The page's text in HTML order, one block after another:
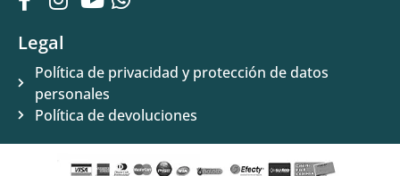
Legal
Política de privacidad y protección de datos
personales
Política de devoluciones